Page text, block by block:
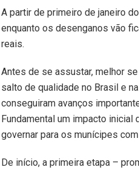
A partir de primeiro de janeiro
enquanto os desenganos vão
reais.
Antes de se assustar, melhor
salto de qualidade no Brasil e
conseguiram avanços
Fundamental um impacto
governar para os munícipes
De início, a primeira etapa –